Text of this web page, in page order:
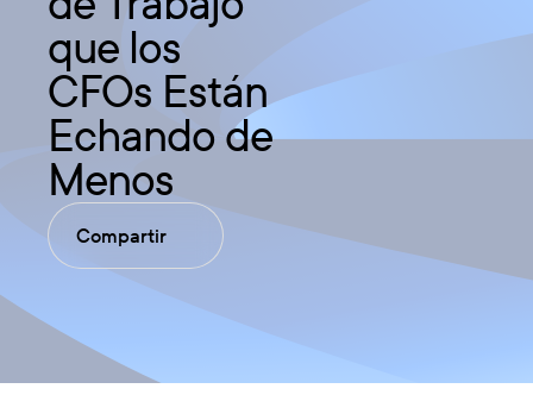
que los
CFOs Están
Echando de
Menos
Compartir